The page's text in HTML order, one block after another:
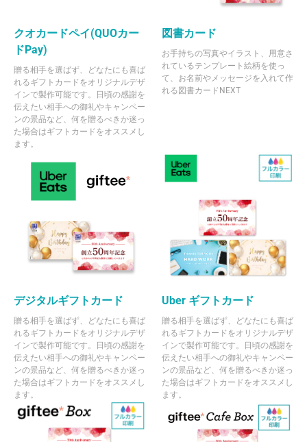
クオカードペイ(QUOカー
ドPay)
贈る相手を選ばず、どなたにも喜ば
れるギフトカードをオリジナルデザ
インで製作可能です。日頃の感謝を
伝えたい相手への御礼やキャンペー
ンの景品など、何を贈るべきか迷っ
た場合はギフトカードをオススメし
ます。
図書カード
お手持ちの写真やイラスト、用意さ
れているテンプレート絵柄を使っ
て、お名前やメッセージを入れて作
れる図書カードNEXT
デジタルギフトカード
贈る相手を選ばず、どなたにも喜ば
れるギフトカードをオリジナルデザ
インで製作可能です。日頃の感謝を
伝えたい相手への御礼やキャンペー
ンの景品など、何を贈るべきか迷っ
た場合はギフトカードをオススメし
ます。
Uber ギフトカード
贈る相手を選ばず、どなたにも喜ば
れるギフトカードをオリジナルデザ
インで製作可能です。日頃の感謝を
伝えたい相手への御礼やキャンペー
ンの景品など、何を贈るべきか迷っ
た場合はギフトカードをオススメし
ます。